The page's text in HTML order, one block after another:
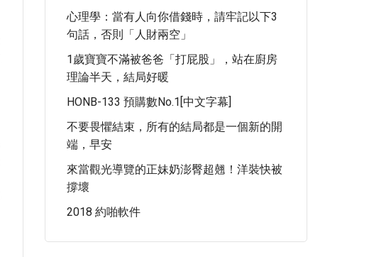
心理學：當有人向你借錢時，請牢記以下3
句話，否則「人財兩空」
1歲寶寶不滿被爸爸「打屁股」，站在廚房
理論半天，結局好暖
HONB-133 預購數No.1[中文字幕]
不要畏懼結束，所有的結局都是一個新的開
端，早安
來當觀光導覽的正妹奶澎臀超翹！洋裝快被
撐壞
2018 約啪軟件